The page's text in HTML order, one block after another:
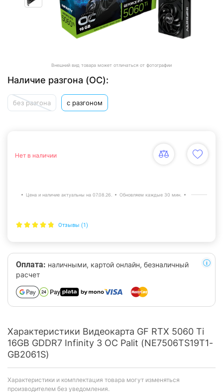
Внешний вид товара может отличаться от фотографии
Наличие разгона (ОС):
без разгона с разгоном
Нет в наличии
Цена и наличие актуальны на 07.08.26. Обновляем каждые 30 мин.
Отзывы (1)
Оплата: наличными, картой онлайн, безналичный
расчет
Характеристики Видеокарта GF RTX 5060 Ti
16GB GDDR7 Infinity 3 OC Palit (NE7506TS19T1-
GB2061S)
Характеристики и комплектация товара могут изменяться
производителем без уведомления.